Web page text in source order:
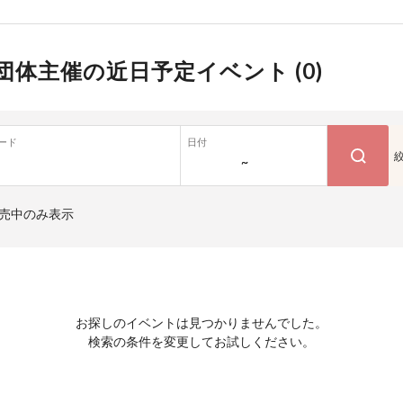
体主催の近日予定イベント (0)
ド 日付
~
中のみ表示
お探しのイベントは見つかりませんでした。
検索の条件を変更してお試しください。